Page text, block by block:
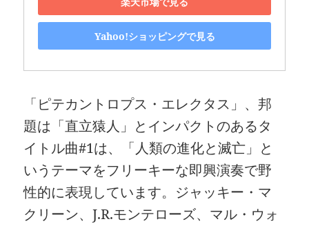
Yahoo!ショッピングで見る
「ピテカントロプス・エレクタス」、邦
題は「直立猿人」とインパクトのあるタ
イトル曲#1は、「人類の進化と滅亡」と
いうテーマをフリーキーな即興演奏で野
性的に表現しています。ジャッキー・マ
クリーン、J.R.モンテローズ、マル・ウォ